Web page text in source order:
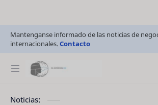
Mantenganse informado de las noticias de
internacionales.Contacto
Noticias: